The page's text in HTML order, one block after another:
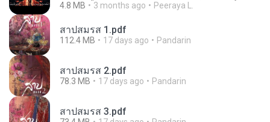
4.8 MB
3 months ago Peeraya L.
สาปสมรส 1.pdf
112.4 MB 17 days ago Pandarin
สาปสมรส 2.pdf
78.3 MB 17 days ago Pandarin
สาปสมรส 3.pdf